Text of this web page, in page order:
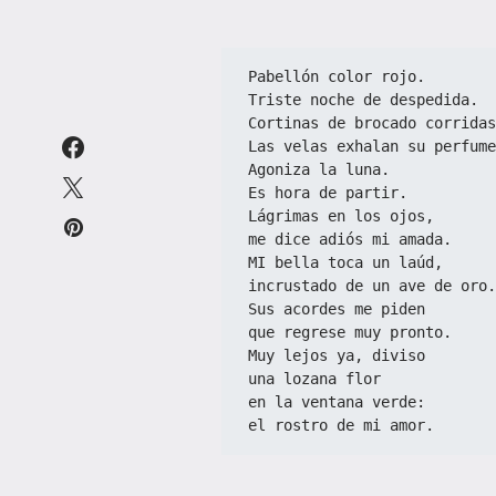
Pabellón color rojo.
Triste noche de despedida.
Cortinas de brocado
Las velas exhalan su
Agoniza la luna.
Es hora de partir.
Lágrimas en los ojos,
me dice adiós mi amada.
MI bella toca un laúd,
incrustado de un ave de oro.
Sus acordes me piden
que regrese muy pronto.
Muy lejos ya, diviso
una lozana flor
en la ventana verde:
el rostro de mi amor.